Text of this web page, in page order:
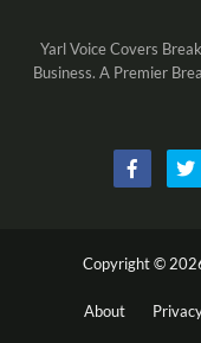
Yarl Voice Covers
Business. A Premier
Copyright ©
About